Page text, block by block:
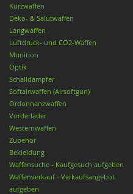
Kurzwaffen
Deko- & Salutwaffen
Langwaffen
Luftdruck- und CO2-Waffen
Munition
Optik
Schalldämpfer
Softairwaffen (Airsoftgun)
Ordonnanzwaffen
Vorderlader
Westernwaffen
Zubehör
Bekleidung
Waffensuche - Kaufgesuch aufgeben
Waffenverkauf - Verkaufsangebot
aufgeben